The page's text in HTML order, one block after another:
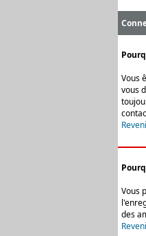
Vous
vous
Vous
des